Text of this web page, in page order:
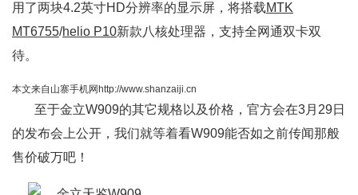
用了两块4.2英寸HD分辨率的显示屏，将搭载MTK
MT6755/helio P10新款八核处理器，支持全网通双卡双
待。
本文来自山寨手机网http://www.shanzaiji.cn
至于金立W909的其它规格以及价格，官方会在3月29日
的发布会上公开，我们就等着看W909能否如之前传闻那般
售价破万吧！